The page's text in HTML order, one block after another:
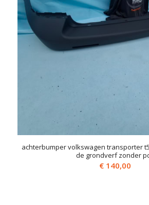
achterbumper volkswagen transporter
de grondverf zonder
€140,00